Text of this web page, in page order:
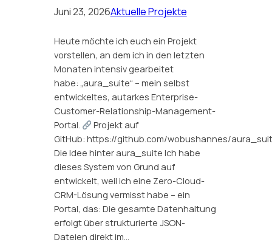
Juni 23, 2026Aktuelle Projekte
Heute möchte ich euch ein Projekt
vorstellen, an dem ich in den letzten
Monaten intensiv gearbeitet
habe: „aura_suite“ – mein selbst
entwickeltes, autarkes Enterprise-
Customer-Relationship-Management-
Portal.
Projekt auf
GitHub: https://github.com/wobushannes/
Die Idee hinter aura_suite Ich habe
dieses System von Grund auf
entwickelt, weil ich eine Zero-Cloud-
CRM-Lösung vermisst habe – ein
Portal, das: Die gesamte Datenhaltung
erfolgt über strukturierte JSON-
Dateien direkt im…